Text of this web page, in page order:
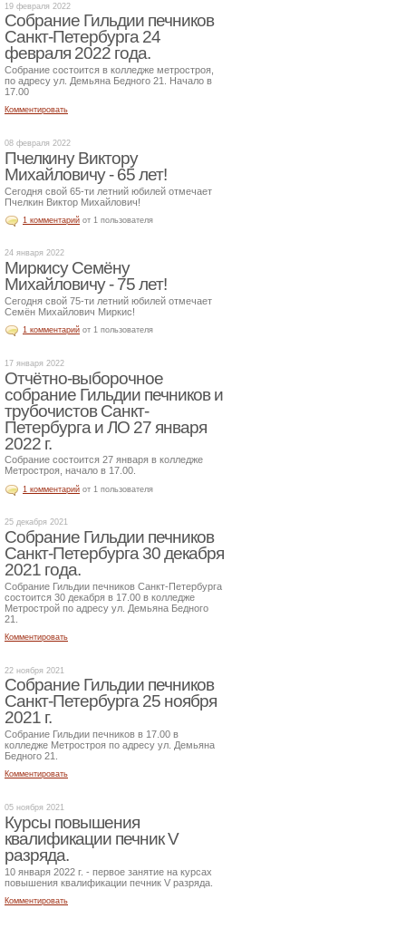
19 февраля 2022
Собрание Гильдии печников
Санкт-Петербурга 24
февраля 2022 года.
Собрание состоится в колледже метростроя,
по адресу ул. Демьяна Бедного 21. Начало в
17.00
Комментировать
08 февраля 2022
Пчелкину Виктору
Михайловичу - 65 лет!
Сегодня свой 65-ти летний юбилей отмечает
Пчелкин Виктор Михайлович!
1 комментарий от 1 пользователя
24 января 2022
Миркису Семёну
Михайловичу - 75 лет!
Сегодня свой 75-ти летний юбилей отмечает
Семён Михайлович Миркис!
1 комментарий от 1 пользователя
17 января 2022
Отчётно-выборочное
собрание Гильдии печников и
трубочистов Санкт-
Петербурга и ЛО 27 января
2022 г.
Собрание состоится 27 января в колледже
Метростроя, начало в 17.00.
1 комментарий от 1 пользователя
25 декабря 2021
Собрание Гильдии печников
Санкт-Петербурга 30 декабря
2021 года.
Собрание Гильдии печников Санкт-Петербурга
состоится 30 декабря в 17.00 в колледже
Метрострой по адресу ул. Демьяна Бедного
21.
Комментировать
22 ноября 2021
Собрание Гильдии печников
Санкт-Петербурга 25 ноября
2021 г.
Собрание Гильдии печников в 17.00 в
колледже Метростроя по адресу ул. Демьяна
Бедного 21.
Комментировать
05 ноября 2021
Курсы повышения
квалификации печник V
разряда.
10 января 2022 г. - первое занятие на курсах
повышения квалификации печник V разряда.
Комментировать